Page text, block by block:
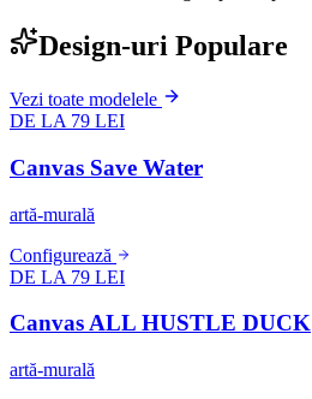
Design-uri Populare
Vezi toate modelele
DE LA 79 LEI
Canvas Save Water
artă-murală
Configurează
DE LA 79 LEI
Canvas ALL HUSTLE DUCK
artă-murală